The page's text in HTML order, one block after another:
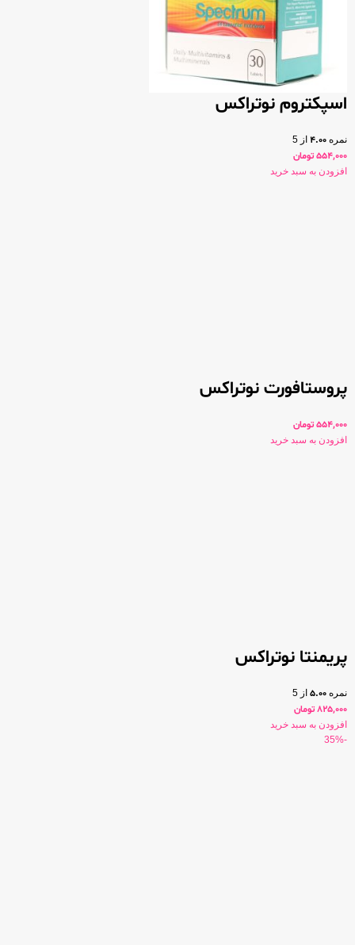
اسپکتروم نوتراکس
نمره 4.00 از 5
554,000تومان
افزودن به سبد خرید
پروستافورت نوتراکس
554,000تومان
افزودن به سبد خرید
پریمنتا نوتراکس
نمره 5.00 از 5
825,000تومان
افزودن به سبد خرید
-35%